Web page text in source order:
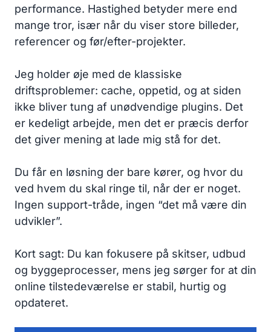
performance. Hastighed betyder mere end
mange tror, især når du viser store billeder,
referencer og før/efter-projekter.
Jeg holder øje med de klassiske
driftsproblemer: cache, oppetid, og at siden
ikke bliver tung af unødvendige plugins. Det
er kedeligt arbejde, men det er præcis derfor
det giver mening at lade mig stå for det.
Du får en løsning der bare kører, og hvor du
ved hvem du skal ringe til, når der er noget.
Ingen support-tråde, ingen “det må være din
udvikler”.
Kort sagt: Du kan fokusere på skitser, udbud
og byggeprocesser, mens jeg sørger for at din
online tilstedeværelse er stabil, hurtig og
opdateret.